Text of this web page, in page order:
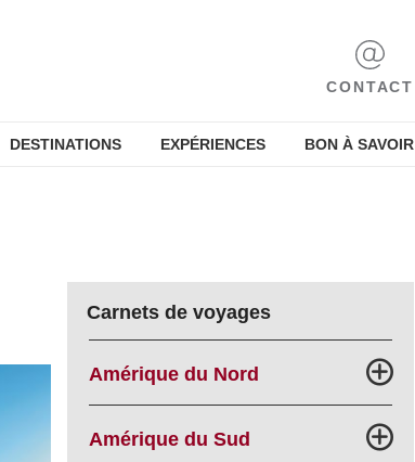
CONTACT
DESTINATIONS EXPÉRIENCES BON À SAVOIR
Carnets de voyages
Amérique du Nord
Amérique du Sud